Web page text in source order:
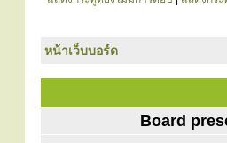
หน้าเว็บบอร์ด
Board